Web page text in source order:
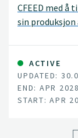
CFEED med
sin
blant annet
med å bedre
øke vekst,
ACTIVE
UPDATED:
END: APR 2028
START: APR